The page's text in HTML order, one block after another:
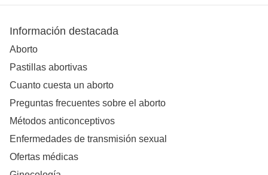
Información destacada
Aborto
Pastillas abortivas
Cuanto cuesta un aborto
Preguntas frecuentes sobre el aborto
Métodos anticonceptivos
Enfermedades de transmisión sexual
Ofertas médicas